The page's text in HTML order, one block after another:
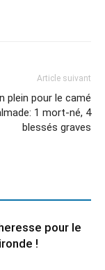
Article suivant
plein pour le camé
1 mort-né, 4
blessés graves
pour le
!